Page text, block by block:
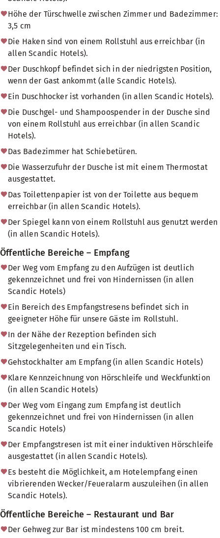
Höhe der Türschwelle zwischen Zimmer und Badezimmer:
3,5 cm
Die Haken sind von einem Rollstuhl aus erreichbar (in
allen Scandic Hotels).
Der Duschkopf befindet sich in der niedrigsten Position,
wenn der Gast ankommt (alle Scandic Hotels).
Ein Duschhocker ist vorhanden (in allen Scandic Hotels).
Die Duschgel- und Shampoospender in der Dusche sind
von einem Rollstuhl aus erreichbar (in allen Scandic
Hotels).
Das Badezimmer hat Schiebetüren.
Die Wasserzufuhr der Dusche ist mit einem Thermostat
ausgestattet.
Das Toilettenpapier ist von der Toilette aus bequem
erreichbar (in allen Scandic Hotels).
Der Spiegel kann von einem Rollstuhl aus genutzt werden
(in allen Scandic Hotels).
Öffentliche Bereiche – Empfang
Der Weg vom Empfang zu den Aufzügen ist deutlich
gekennzeichnet und frei von Hindernissen (in allen
Scandic Hotels)
Ein Bereich des Empfangstresens befindet sich in
geeigneter Höhe für unsere Gäste im Rollstuhl.
In der Nähe der Rezeption befinden sich
Sitzgelegenheiten und ein Tisch.
Gehstockhalter am Empfang (in allen Scandic Hotels)
Klare Kennzeichnung von Hörschleife und Weckfunktion
(in allen Scandic Hotels)
Der Weg vom Eingang zum Empfang ist deutlich
gekennzeichnet und frei von Hindernissen (in allen
Scandic Hotels)
Der Empfangstresen ist mit einer induktiven Hörschleife
ausgestattet (in allen Scandic Hotels).
Es besteht die Möglichkeit, am Hotelempfang einen
vibrierenden Wecker/Feueralarm auszuleihen (in allen
Scandic Hotels).
Öffentliche Bereiche – Restaurant und Bar
Der Gehweg zur Bar ist mindestens 100 cm breit.